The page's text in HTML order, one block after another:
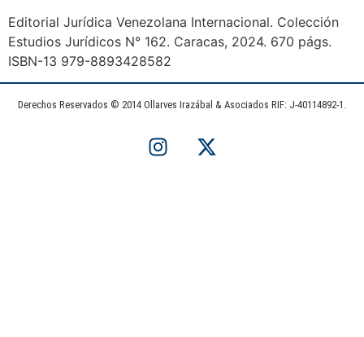
Editorial Jurídica Venezolana Internacional. Colección
Estudios Jurídicos N° 162. Caracas, 2024. 670 págs.
ISBN-13 979-8893428582
Derechos Reservados © 2014 Ollarves Irazábal & Asociados RIF: J-40114892-1.